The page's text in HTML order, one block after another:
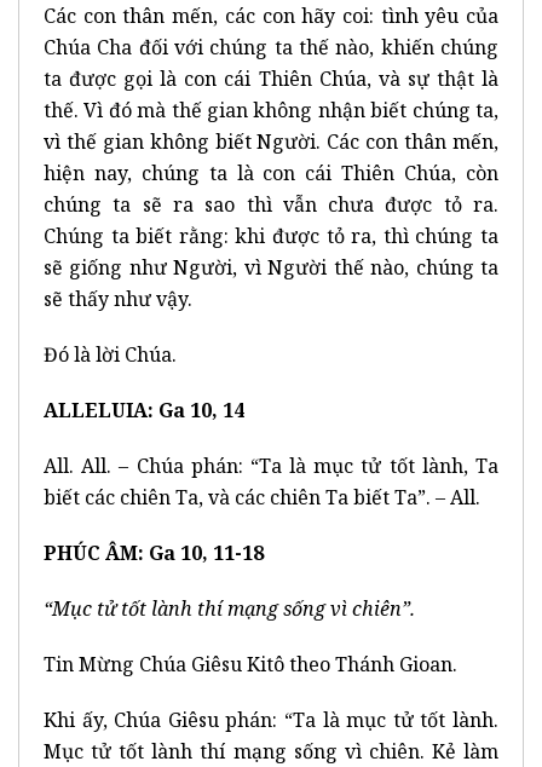
Các con thân mến, các con hãy coi: tình yêu của
Chúa Cha đối với chúng ta thế nào, khiến chúng
ta được gọi là con cái Thiên Chúa, và sự thật là
thế. Vì đó mà thế gian không nhận biết chúng ta,
vì thế gian không biết Người. Các con thân mến,
hiện nay, chúng ta là con cái Thiên Chúa, còn
chúng ta sẽ ra sao thì vẫn chưa được tỏ ra.
Chúng ta biết rằng: khi được tỏ ra, thì chúng ta
sẽ giống như Người, vì Người thế nào, chúng ta
sẽ thấy như vậy.
Đó là lời Chúa.
ALLELUIA: Ga 10, 14
All. All. – Chúa phán: “Ta là mục tử tốt lành, Ta
biết các chiên Ta, và các chiên Ta biết Ta”. – All.
PHÚC ÂM: Ga 10, 11-18
“Mục tử tốt lành thí mạng sống vì chiên”.
Tin Mừng Chúa Giêsu Kitô theo Thánh Gioan.
Khi ấy, Chúa Giêsu phán: “Ta là mục tử tốt lành.
Mục tử tốt lành thí mạng sống vì chiên. Kẻ làm